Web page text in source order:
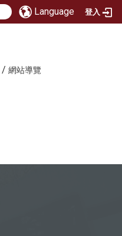
Language 登入
/ 網站導覽